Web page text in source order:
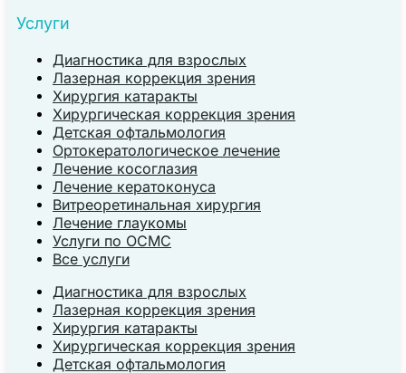
Услуги
Диагностика для взрослых
Лазерная коррекция зрения
Хирургия катаракты
Хирургическая коррекция зрения
Детская офтальмология
Ортокератологическое лечение
Лечение косоглазия
Лечение кератоконуса
Витреоретинальная хирургия
Лечение глаукомы
Услуги по ОСМС
Все услуги
Диагностика для взрослых
Лазерная коррекция зрения
Хирургия катаракты
Хирургическая коррекция зрения
Детская офтальмология